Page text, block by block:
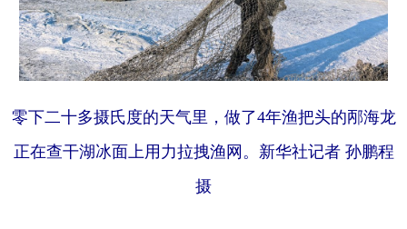
零下二十多摄氏度的天气里，做了4年渔把头的邴海龙
正在查干湖冰面上用力拉拽渔网。新华社记者 孙鹏程
摄